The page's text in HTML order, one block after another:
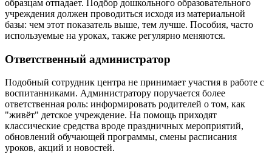
образцам отпадает. Подбор дошкольного образовательного
учреждения должен проводиться исходя из материальной
базы: чем этот показатель выше, тем лучше. Пособия, часто
используемые на уроках, также регулярно меняются.
Ответственный администратор
Подобный сотрудник центра не принимает участия в работе с
воспитанниками. Администратору поручается более
ответственная роль: информировать родителей о том, как
"живёт" детское учреждение. На помощь приходят
классические средства вроде праздничных мероприятий,
обновлений обучающей программы, смены расписания
уроков, акций и новостей.